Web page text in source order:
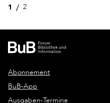
1 2
Abonnement
BuB-App
Ausgaben-Termine